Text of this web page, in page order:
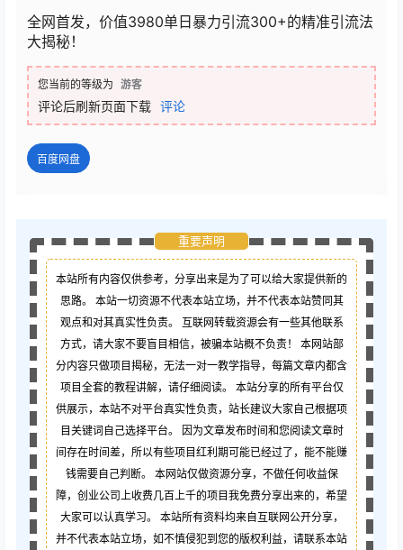
全网首发，价值3980单日暴力引流300+的精准引流法
大揭秘！
您当前的等级为 游客
评论后刷新页面下载 评论
百度网盘
重要声明
本站所有内容仅供参考，分享出来是为了可以给大家提供新的
思路。 本站一切资源不代表本站立场，并不代表本站赞同其
观点和对其真实性负责。 互联网转载资源会有一些其他联系
方式，请大家不要盲目相信，被骗本站概不负责！ 本网站部
分内容只做项目揭秘，无法一对一教学指导，每篇文章内都含
项目全套的教程讲解，请仔细阅读。 本站分享的所有平台仅
供展示，本站不对平台真实性负责，站长建议大家自己根据项
目关键词自己选择平台。 因为文章发布时间和您阅读文章时
间存在时间差，所以有些项目红利期可能已经过了，能不能赚
钱需要自己判断。 本网站仅做资源分享，不做任何收益保
障，创业公司上收费几百上千的项目我免费分享出来的，希望
大家可以认真学习。 本站所有资料均来自互联网公开分享，
并不代表本站立场，如不慎侵犯到您的版权利益，请联系本站